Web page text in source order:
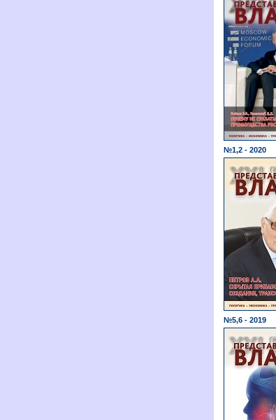
№1,2 - 2020
№5,6 - 2019